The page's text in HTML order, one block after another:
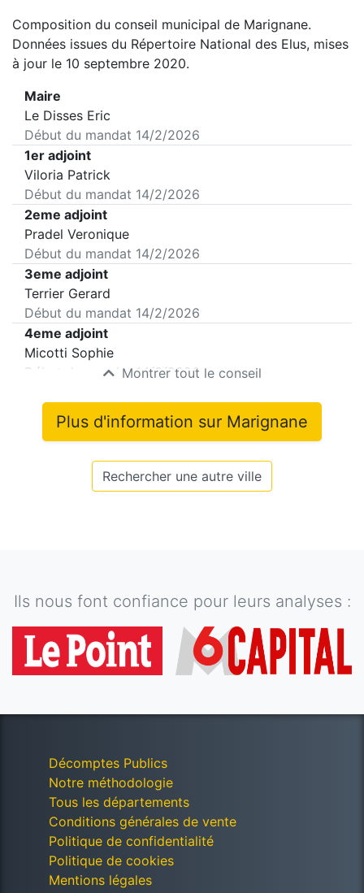
Composition du conseil municipal de Marignane.
Données issues du Répertoire National des Elus, mises
à jour le 10 septembre 2020.
Maire
Le Disses Eric
Début du mandat 14/2/2026
1er adjoint
Viloria Patrick
Début du mandat 14/2/2026
2eme adjoint
Pradel Veronique
Début du mandat 14/2/2026
3eme adjoint
Terrier Gerard
Début du mandat 14/2/2026
4eme adjoint
Micotti Sophie
Début du mandat14/2/2026
Montrer tout le conseil
Plus d'information sur Marignane
Rechercher une autre ville
Ils nous font confiance pour leurs analyses :
Décomptes Publics
Notre méthodologie
Tous les départements
Conditions générales de vente
Politique de confidentialité
Politique de cookies
Mentions légales